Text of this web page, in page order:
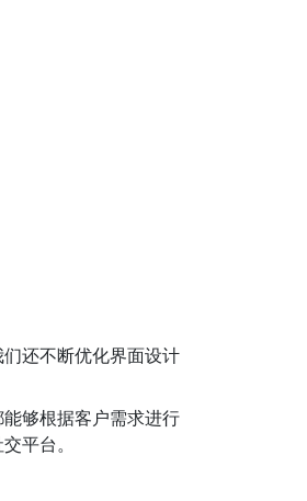
还不断优化界面设计
够根据客户需求进行
平台。